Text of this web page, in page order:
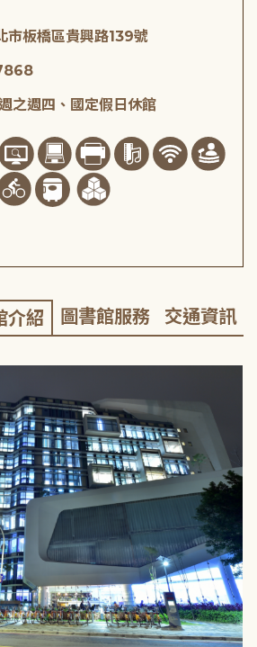
市板橋區貴興路139號
之週四、國定假日休館
介紹 圖書館服務 交通資訊